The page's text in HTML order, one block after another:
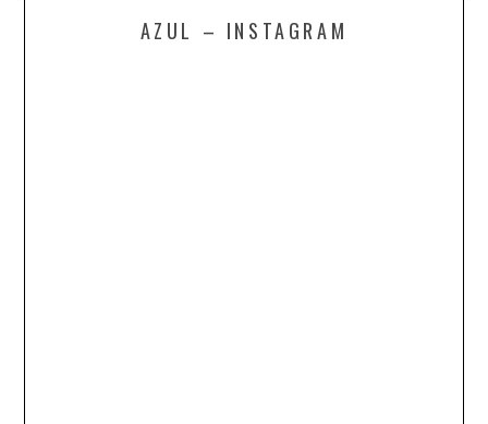
AZUL – INSTAGRAM